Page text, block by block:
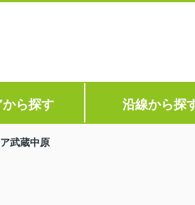
から探す 沿線から探
武蔵中原